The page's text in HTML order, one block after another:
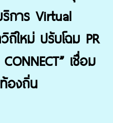
ริการ Virtual
ใหม่ ปรับโฉม PR
เชื่อม
องถิ่น